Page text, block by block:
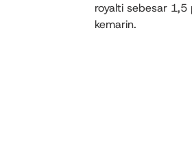
royalti sebesar
kemarin.